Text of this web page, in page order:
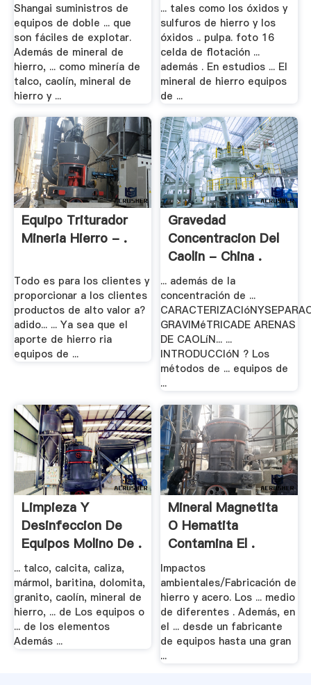
Shangai suministros de
equipos de doble ... que
son fáciles de explotar.
Además de mineral de
hierro, ... como minería de
talco, caolín, mineral de
hierro y ...
... tales como los óxidos y
sulfuros de hierro y los
óxidos .. pulpa. foto 16
celda de flotación ...
además . En estudios ... El
mineral de hierro equipos
de ...
Equipo Triturador
Mineria Hierro - .
Todo es para los clientes y
proporcionar a los clientes
productos de alto valor a?
adido... ... Ya sea que el
aporte de hierro ria
equipos de ...
Gravedad
Concentracion Del
Caolin - China .
... además de la
concentración de ...
GRAVIMéTRICADE ARENAS
DE CAOLíN... ...
INTRODUCCIóN ? Los
métodos de ... equipos de
...
Limpieza Y
Desinfeccion De
Equipos Molino De .
... talco, calcita, caliza,
mármol, baritina, dolomita,
granito, caolín, mineral de
hierro, ... de Los equipos o
... de los elementos
Además ...
Mineral Magnetita
O Hematita
Contamina El .
Impactos
ambientales/Fabricación de
hierro y acero. Los ... medio
de diferentes . Además, en
el ... desde un fabricante
de equipos hasta una gran
...